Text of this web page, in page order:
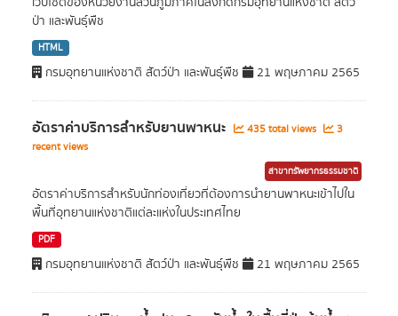
ป่า และพันธุ์พืช
HTML
กรมอุทยานแห่งชาติ สัตว์ป่า และพันธุ์พืช 21 พฤษภาคม 2565
อัตราค่าบริการสำหรับยานพาหนะ 435 total views
3
recent views
สาขาทรัพยากรธรรมชาติ
อัตราค่าบริการสำหรับนักท่องเที่ยวที่ต้องการนำยานพาหนะเข้าไปใน
พื้นที่อุทยานแห่งชาติแต่ละแห่งในประเทศไทย
PDF
กรมอุทยานแห่งชาติ สัตว์ป่า และพันธุ์พืช 21 พฤษภาคม 2565